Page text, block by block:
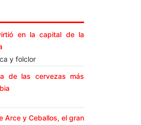
en la capital de la
y folclor
de las cervezas más
Arce y Ceballos, el gran